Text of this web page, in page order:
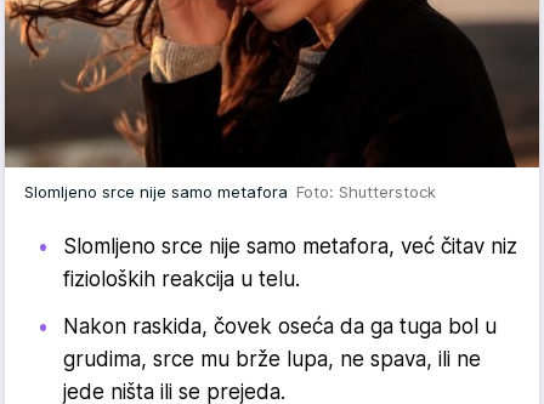
Slomljeno srce nije samo metafora Foto: Shutterstock
Slomljeno srce nije samo metafora, već čitav niz
fizioloških reakcija u telu.
Nakon raskida, čovek oseća da ga tuga bol u
grudima, srce mu brže lupa, ne spava, ili ne
jede ništa ili se prejeda.